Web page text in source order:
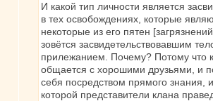
И какой тип личности является
в тех освобождениях, которые
некоторые из его пятен
зовётся засвидетельствовавшим
прилежанием. Почему? Потому что
общается с хорошими друзьями, и
себя посредством прямого знания,
которой представители клана